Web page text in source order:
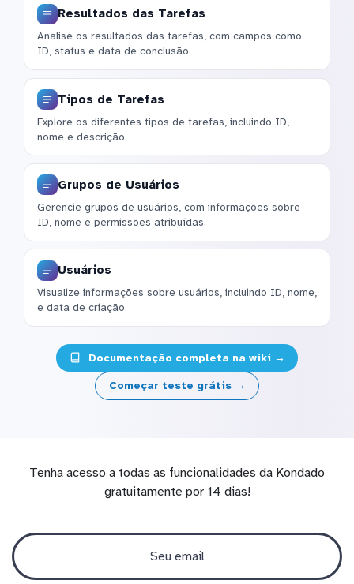
Resultados das Tarefas
Analise os resultados das tarefas, com campos como
ID, status e data de conclusão.
Tipos de Tarefas
Explore os diferentes tipos de tarefas, incluindo ID,
nome e descrição.
Grupos de Usuários
Gerencie grupos de usuários, com informações sobre
ID, nome e permissões atribuídas.
Usuários
Visualize informações sobre usuários, incluindo ID, nome,
e data de criação.
Documentação completa na wiki →
Começar teste grátis →
Tenha acesso a todas as funcionalidades da Kondado
gratuitamente por 14 dias!